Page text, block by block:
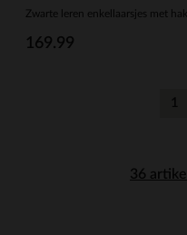
Zwarte leren enkellaarsjes met hak
169.99
1